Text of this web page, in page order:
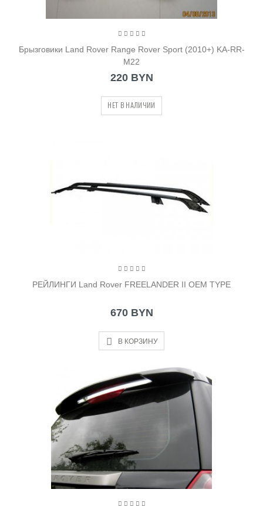
Брызговики Land Rover Range Rover Sport (2010+) KA-RR-
M22
220 BYN
НЕТ В НАЛИЧИИ
РЕЙЛИНГИ Land Rover FREELANDER II OEM TYPE
670 BYN
В КОРЗИНУ